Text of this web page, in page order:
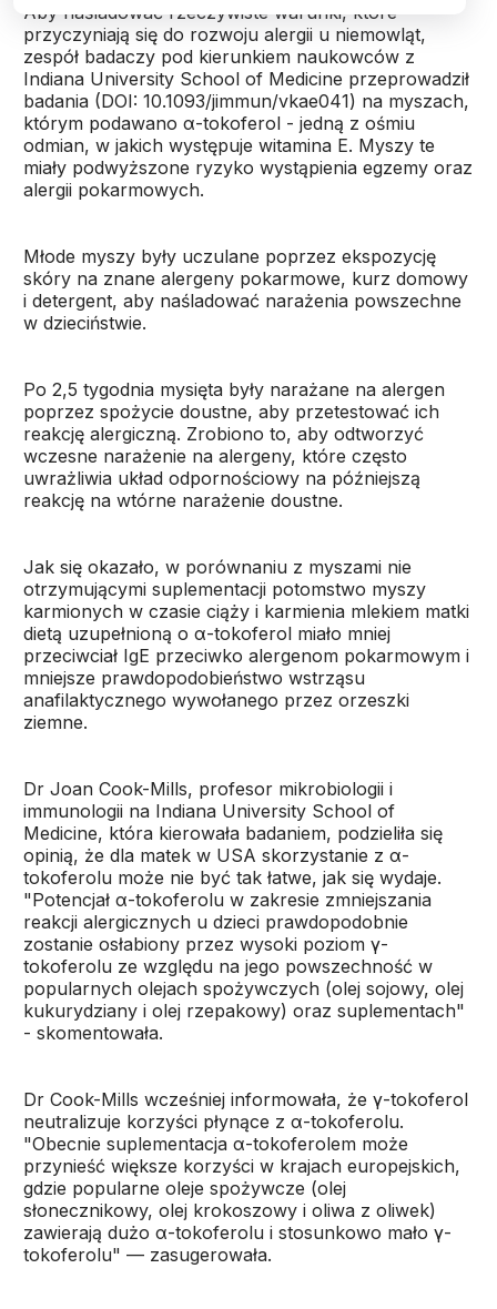
Aby naśladować rzeczywiste warunki, które
przyczyniają się do rozwoju alergii u niemowląt,
zespół badaczy pod kierunkiem naukowców z
Indiana University School of Medicine przeprowadził
badania (DOI: 10.1093/jimmun/vkae041) na myszach,
którym podawano α-tokoferol - jedną z ośmiu
odmian, w jakich występuje witamina E. Myszy te
miały podwyższone ryzyko wystąpienia egzemy oraz
alergii pokarmowych.
Młode myszy były uczulane poprzez ekspozycję
skóry na znane alergeny pokarmowe, kurz domowy
i detergent, aby naśladować narażenia powszechne
w dzieciństwie.
Po 2,5 tygodnia mysięta były narażane na alergen
poprzez spożycie doustne, aby przetestować ich
reakcję alergiczną. Zrobiono to, aby odtworzyć
wczesne narażenie na alergeny, które często
uwrażliwia układ odpornościowy na późniejszą
reakcję na wtórne narażenie doustne.
Jak się okazało, w porównaniu z myszami nie
otrzymującymi suplementacji potomstwo myszy
karmionych w czasie ciąży i karmienia mlekiem matki
dietą uzupełnioną o α-tokoferol miało mniej
przeciwciał IgE przeciwko alergenom pokarmowym i
mniejsze prawdopodobieństwo wstrząsu
anafilaktycznego wywołanego przez orzeszki
ziemne.
Dr Joan Cook-Mills, profesor mikrobiologii i
immunologii na Indiana University School of
Medicine, która kierowała badaniem, podzieliła się
opinią, że dla matek w USA skorzystanie z α-
tokoferolu może nie być tak łatwe, jak się wydaje.
"Potencjał α-tokoferolu w zakresie zmniejszania
reakcji alergicznych u dzieci prawdopodobnie
zostanie osłabiony przez wysoki poziom γ-
tokoferolu ze względu na jego powszechność w
popularnych olejach spożywczych (olej sojowy, olej
kukurydziany i olej rzepakowy) oraz suplementach"
- skomentowała.
Dr Cook-Mills wcześniej informowała, że γ-tokoferol
neutralizuje korzyści płynące z α-tokoferolu.
"Obecnie suplementacja α-tokoferolem może
przynieść większe korzyści w krajach europejskich,
gdzie popularne oleje spożywcze (olej
słonecznikowy, olej krokoszowy i oliwa z oliwek)
zawierają dużo α-tokoferolu i stosunkowo mało γ-
tokoferolu" — zasugerowała.